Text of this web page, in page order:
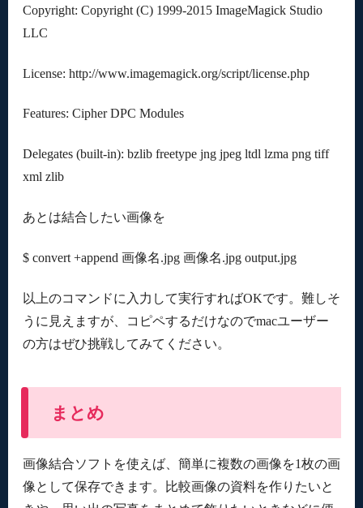
Copyright: Copyright (C) 1999-2015 ImageMagick Studio
LLC
License: http://www.imagemagick.org/script/license.php
Features: Cipher DPC Modules
Delegates (built-in): bzlib freetype jng jpeg ltdl lzma png tiff
xml zlib
あとは結合したい画像を
$ convert +append 画像名.jpg 画像名.jpg output.jpg
以上のコマンドに入力して実行すればOKです。難しそ
うに見えますが、コピペするだけなのでmacユーザー
の方はぜひ挑戦してみてください。
まとめ
画像結合ソフトを使えば、簡単に複数の画像を1枚の画
像として保存できます。比較画像の資料を作りたいと